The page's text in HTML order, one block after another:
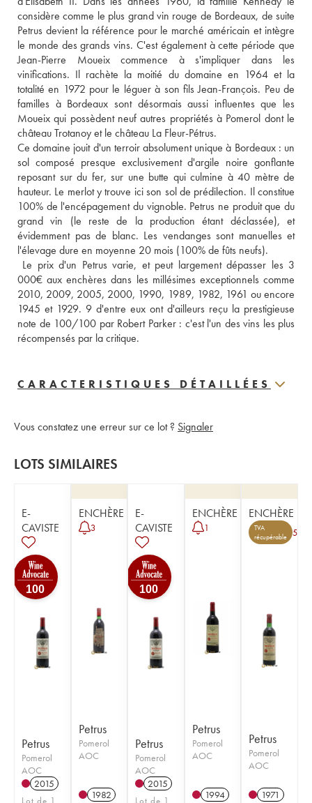
considère comme le plus grand vin rouge de Bordeaux, de suite
Petrus devient la référence pour le marché américain et intègre
le monde des grands vins. C'est également à cette période que
Jean-Pierre Moueix commence à s'impliquer dans les
vinifications. Il rachète la moitié du domaine en 1964 et la
totalité en 1972 pour le léguer à son fils Jean-François. Peu de
familles à Bordeaux sont désormais aussi influentes que les
Moueix qui possèdent neuf autres propriétés à Pomerol dont le
château Trotanoy et le château La Fleur-Pétrus.
Ce domaine jouit d'un terroir absolument unique à Bordeaux : un
sol composé presque exclusivement d'argile noire gonflante
reposant sur du fer, sur une butte qui culmine à 40 mètre de
hauteur. Le merlot y trouve ici son sol de prédilection. Il constitue
100% de l'encépagement du vignoble. Petrus ne produit que du
grand vin (le reste de la production étant déclassée), et
évidemment pas de blanc. Les vendanges sont manuelles et
l'élevage dure en moyenne 20 mois (100% de fûts neufs).
Le prix d'un Petrus varie, et peut largement dépasser les 3
000€ aux enchères dans les millésimes exceptionnels comme
2010, 2009, 2005, 2000, 1990, 1989, 1982, 1961 ou encore
1945 et 1929. 9 d'entre eux ont d'ailleurs reçu la prestigieuse
note de 100/100 par Robert Parker : c'est l'un des vins les plus
récompensés par la critique.
CARACTERISTIQUES DÉTAILLÉES
Vous constatez une erreur sur ce lot ? Signaler
LOTS SIMILAIRES
E-
CAVISTE
100
Petrus
Pomerol
AOC
2015
Lot de 1
ENCHÈRE
3
Petrus
Pomerol
AOC
1982
E-
CAVISTE
100
Petrus
Pomerol
AOC
2015
Lot de 1
ENCHÈRE
1
Petrus
Pomerol
AOC
1994
ENCHÈRE
TVA
récupérable
5
Petrus
Pomerol
AOC
1971